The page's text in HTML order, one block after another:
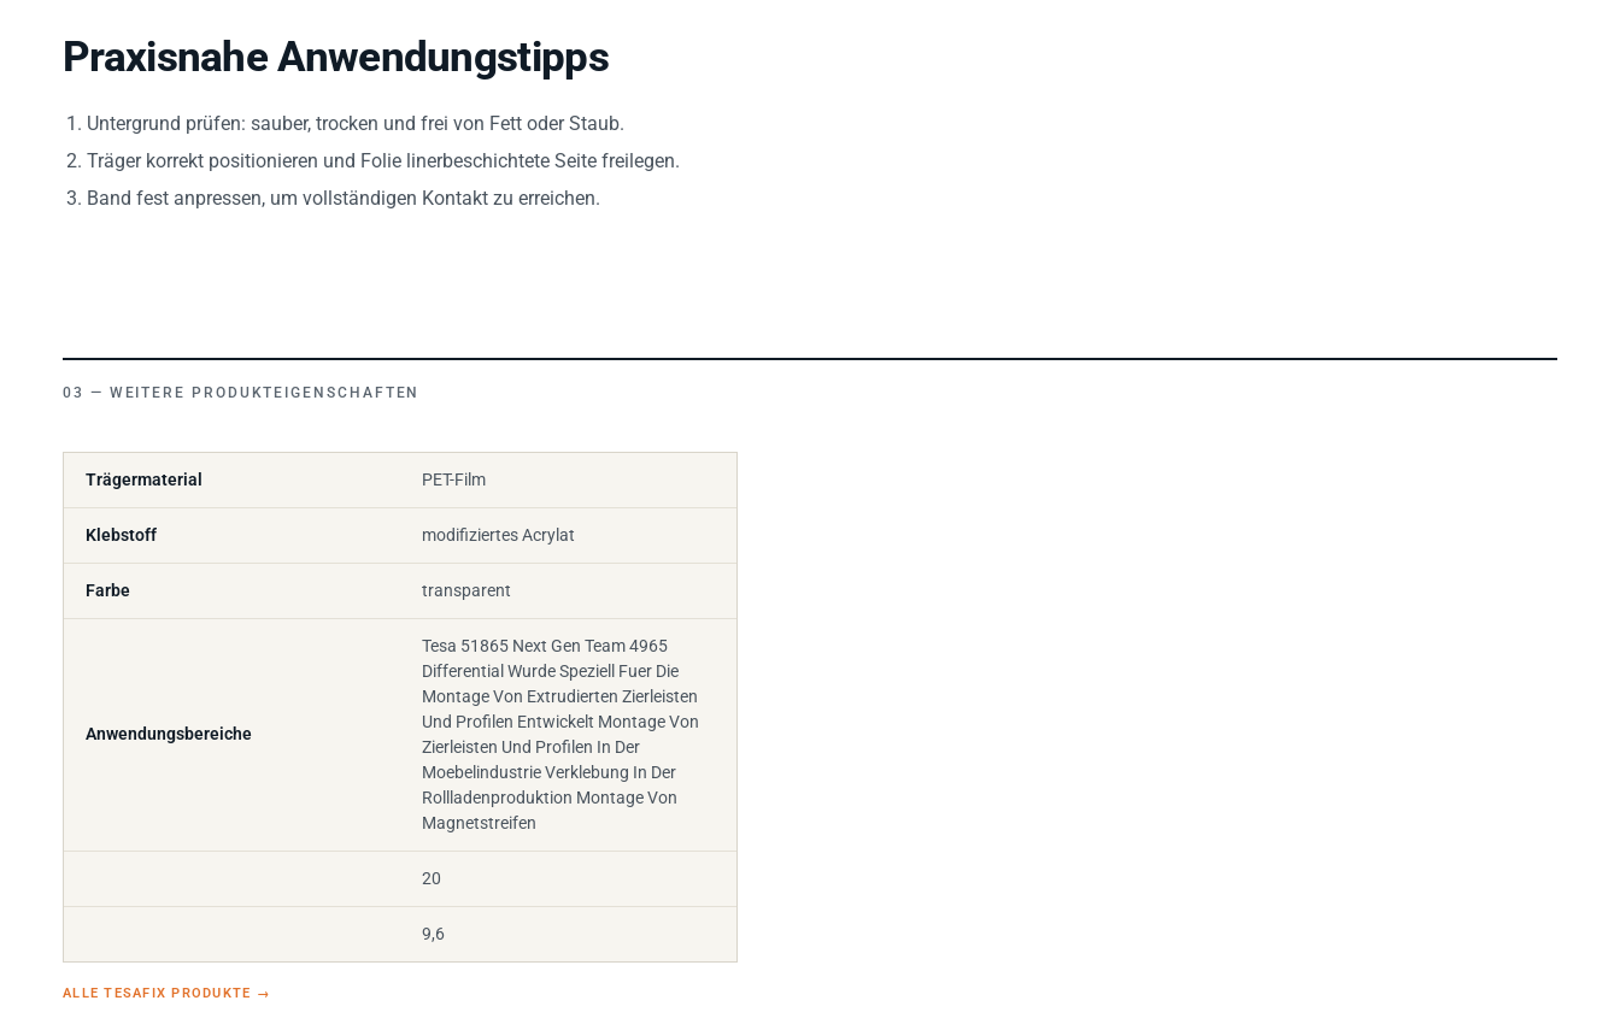
Praxisnahe Anwendungstipps
Untergrund prüfen: sauber, trocken und frei von Fett oder Staub.
Träger korrekt positionieren und Folie linerbeschichtete Seite freilegen.
Band fest anpressen, um vollständigen Kontakt zu erreichen.
WEITERE PRODUKTEIGENSCHAFTEN
Trägermaterial PET-Film
Klebstoff modifiziertes Acrylat
Farbe transparent
Anwendungsbereiche
Tesa 51865 Next Gen Team 4965
Differential Wurde Speziell Fuer Die
Montage Von Extrudierten Zierleisten
Und Profilen Entwickelt Montage Von
Zierleisten Und Profilen In Der
Moebelindustrie Verklebung In Der
Rollladenproduktion Montage Von
Magnetstreifen
20
9,6
ALLE TESAFIX PRODUKTE →